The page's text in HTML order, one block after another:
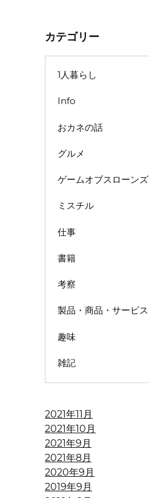
カテゴリー
1人暮らし
Info
おカネの話
グルメ
ゲームオブスローンズ
ミスチル
仕事
書籍
考察
製品・商品・サービス
趣味
雑記
2021年11月
2021年10月
2021年9月
2021年8月
2020年9月
2019年9月